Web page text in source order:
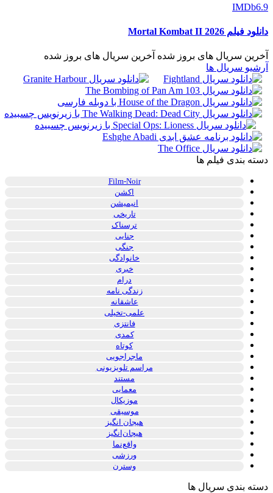
IMDb6.9
دانلود فیلم Mortal Kombat II 2026
آخرین سریال های بروز شده آخرین سریال های بروز شده
آرشیو سریال ها
دسته بندی فیلم ها
Film-Noir
اکشن
انیمیشن
تاریخی
ترسناک
جنایی
جنگی
خانوادگی
خبری
درام
زندگی نامه
عاشقانه
علمی-تخیلی
فانتزی
کمدی
کوتاه
ماجراجویی
مراسم تلویزیونی
مستند
معمایی
موزیکال
موسیقی
هیجان انگیز
هیجان‌انگیز
واقع‌نما
ورزشی
وسترن
دسته بندی سریال ها